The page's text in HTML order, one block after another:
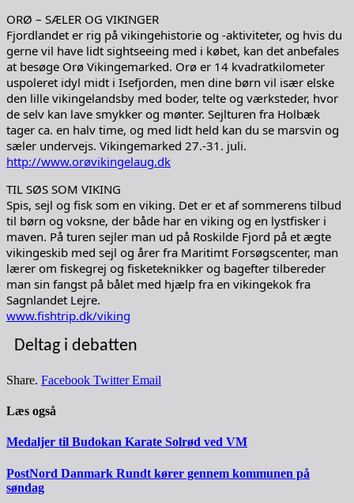
ORØ – SÆLER OG VIKINGER
Fjordlandet er rig på vikingehistorie og -aktiviteter, og hvis du
gerne vil have lidt sightseeing med i købet, kan det anbefales
at besøge Orø Vikingemarked. Orø er 14 kvadratkilometer
uspoleret idyl midt i Isefjorden, men dine børn vil især elske
den lille vikingelandsby med boder, telte og værksteder, hvor
de selv kan lave smykker og mønter. Sejlturen fra Holbæk
tager ca. en halv time, og med lidt held kan du se marsvin og
sæler undervejs. Vikingemarked 27.-31. juli.
http://www.orøvikingelaug.dk
TIL SØS SOM VIKING
Spis, sejl og fisk som en viking. Det er et af sommerens tilbud
til børn og voksne, der både har en viking og en lystfisker i
maven. På turen sejler man ud på Roskilde Fjord på et ægte
vikingeskib med sejl og årer fra Maritimt Forsøgscenter, man
lærer om fiskegrej og fisketeknikker og bagefter tilbereder
man sin fangst på bålet med hjælp fra en vikingekok fra
Sagnlandet Lejre.
www.fishtrip.dk/viking
Deltag i debatten
Share. Facebook Twitter Email
Læs også
Medaljer til Budokan Karate Solrød ved VM
PostNord Danmark Rundt kører gennem kommunen på
søndag